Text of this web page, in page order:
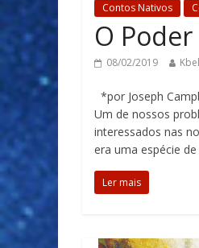
Contos Nativos
O
08/02/2019
*por Joseph
Um de nossos
interessados nas
era uma espécie
Ler mais